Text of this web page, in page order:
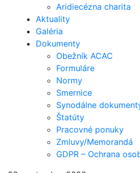
Aridiecézna charita
Aktuality
Galéria
Dokumenty
Obežník ACAC
Formuláre
Normy
Smernice
Synodálne
Štatúty
Pracovné ponuky
Zmluvy/Memorandá
GDPR – Ochrana